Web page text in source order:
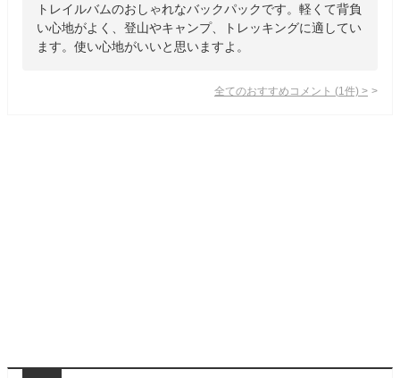
トレイルバムのおしゃれなバックパックです。軽くて背負
い心地がよく、登山やキャンプ、トレッキングに適してい
ます。使い心地がいいと思いますよ。
全てのおすすめコメント (1 件) >